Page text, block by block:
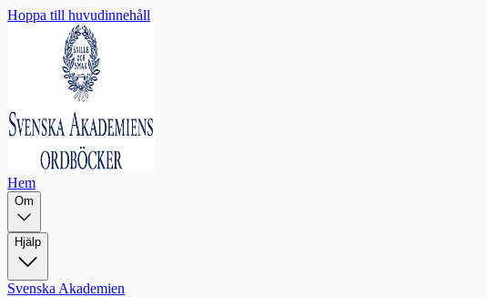
Hoppa till huvudinnehåll
Hem
Om
Hjälp
Svenska Akademien